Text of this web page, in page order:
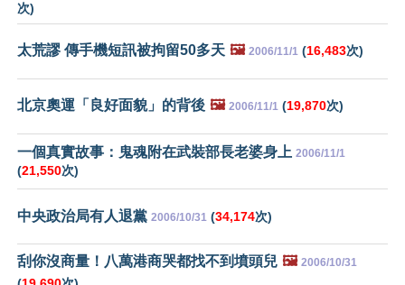
次)
太荒謬 傳手機短訊被拘留50多天 🖼️ 2006/11/1 (16,483次)
北京奧運「良好面貌」的背後 🖼️ 2006/11/1 (19,870次)
一個真實故事：鬼魂附在武裝部長老婆身上 2006/11/1
(21,550次)
中央政治局有人退黨 2006/10/31 (34,174次)
刮你沒商量！八萬港商哭都找不到墳頭兒 🖼️ 2006/10/31